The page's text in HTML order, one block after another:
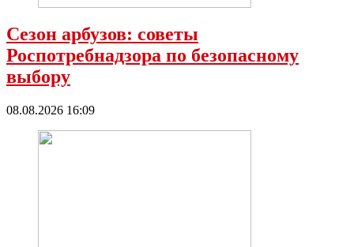
Сезон арбузов: советы
Роспотребнадзора по безопасному
выбору
08.08.2026 16:09